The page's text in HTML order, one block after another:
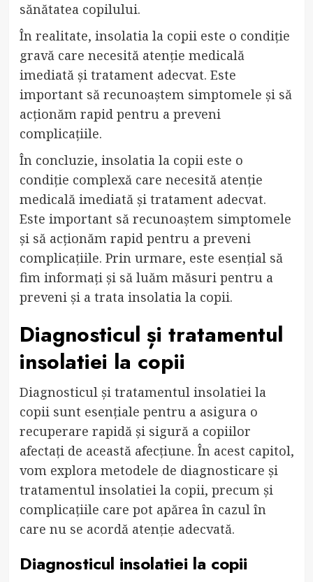
sănătatea copilului.
În realitate, insolatia la copii este o condiție
gravă care necesită atenție medicală
imediată și tratament adecvat. Este
important să recunoaștem simptomele și să
acționăm rapid pentru a preveni
complicațiile.
În concluzie, insolatia la copii este o
condiție complexă care necesită atenție
medicală imediată și tratament adecvat.
Este important să recunoaștem simptomele
și să acționăm rapid pentru a preveni
complicațiile. Prin urmare, este esențial să
fim informați și să luăm măsuri pentru a
preveni și a trata insolatia la copii.
Diagnosticul și tratamentul
insolatiei la copii
Diagnosticul și tratamentul insolatiei la
copii sunt esențiale pentru a asigura o
recuperare rapidă și sigură a copiilor
afectați de această afecțiune. În acest capitol,
vom explora metodele de diagnosticare și
tratamentul insolatiei la copii, precum și
complicațiile care pot apărea în cazul în
care nu se acordă atenție adecvată.
Diagnosticul insolatiei la copii